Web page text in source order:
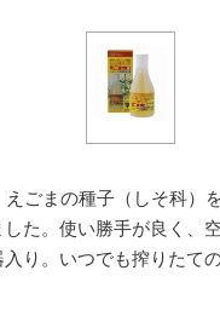
ごまの種子（しそ科）
た。使い勝手が良く、
り。いつでも搾りたて